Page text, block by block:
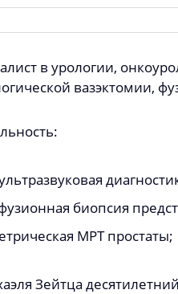
в урологии,
вазэктомии,
биопсия
МРТ простаты;
Зейтца